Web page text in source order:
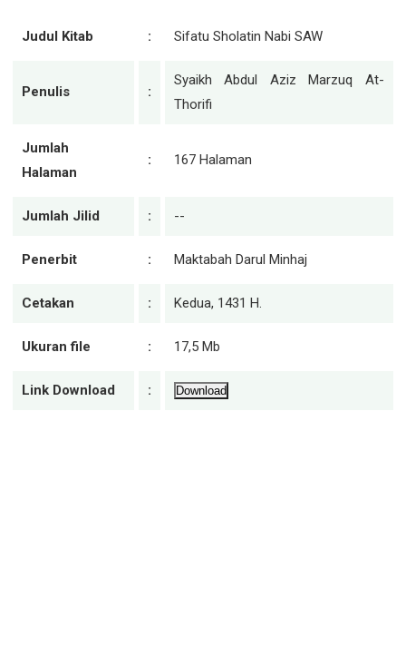
Judul Kitab : Sifatu Sholatin Nabi SAW
Penulis :
Syaikh Abdul Aziz Marzuq At-
Thorifi
Jumlah
Halaman
: 167 Halaman
Jumlah Jilid : --
Penerbit : Maktabah Darul Minhaj
Cetakan : Kedua, 1431 H.
Ukuran file : 17,5 Mb
Link Download : Download